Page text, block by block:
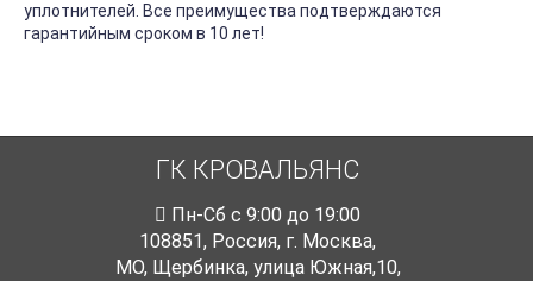
уплотнителей. Все преимущества подтверждаются
гарантийным сроком в 10 лет!
ГК КРОВАЛЬЯНС
Пн-Cб с 9:00 до 19:00
108851, Россия, г. Москва,
МО, Щербинка, улица Южная,10,